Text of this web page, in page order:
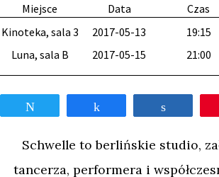
Miejsce Data
Czas
Kinoteka, sala 3
2017-05-13 19:15
Luna, sala B 2017-05-15 21:00
Schwelle to berlińskie studio,
tancerza, performera i